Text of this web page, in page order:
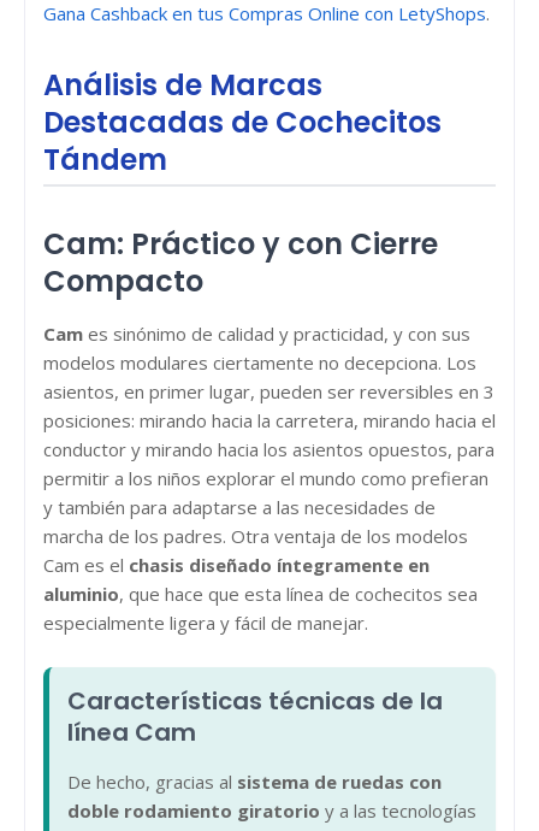
Gana Cashback en tus Compras Online con LetyShops.
Análisis de Marcas
Destacadas de Cochecitos
Tándem
Cam: Práctico y con Cierre
Compacto
Cam es sinónimo de calidad y practicidad, y con sus
modelos modulares ciertamente no decepciona. Los
asientos, en primer lugar, pueden ser reversibles en 3
posiciones: mirando hacia la carretera, mirando hacia el
conductor y mirando hacia los asientos opuestos, para
permitir a los niños explorar el mundo como prefieran
y también para adaptarse a las necesidades de
marcha de los padres. Otra ventaja de los modelos
Cam es el chasis diseñado íntegramente en
aluminio, que hace que esta línea de cochecitos sea
especialmente ligera y fácil de manejar.
Características técnicas de la
línea Cam
De hecho, gracias al sistema de ruedas con
doble rodamiento giratorio y a las tecnologías